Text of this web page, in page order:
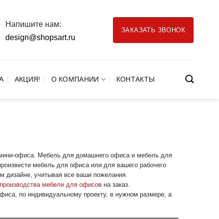
Напишите нам:
design@shopsart.ru
ЗАКАЗАТЬ ЗВОНОК
АКЦИЯ! О КОМПАНИИ КОНТАКТЫ
офиса. Мебель для домашнего офиса и мебель для
мебель для офиса или для вашего рабочего
дизайне, учитывая все ваши пожелания.
мебели для офисовна заказ.
по индивидуальному проекту, в нужном размере, а